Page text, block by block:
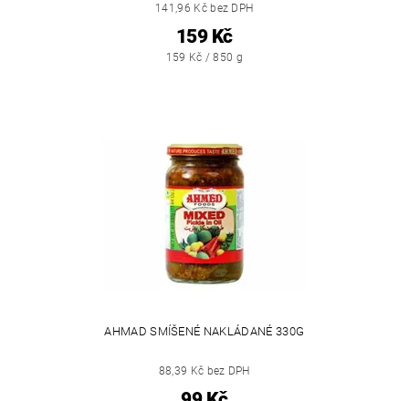
141,96 Kč bez DPH
159 Kč
159 Kč / 850 g
AHMAD SMÍŠENÉ NAKLÁDANÉ 330G
88,39 Kč bez DPH